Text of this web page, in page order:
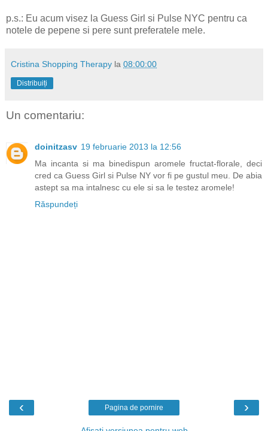
p.s.: Eu acum visez la Guess Girl si Pulse NYC pentru ca
notele de pepene si pere sunt preferatele mele.
Cristina Shopping Therapy la 08:00:00
Distribuiți
Un comentariu:
doinitzasv 19 februarie 2013 la 12:56
Ma incanta si ma binedispun aromele fructat-florale, deci
cred ca Guess Girl si Pulse NY vor fi pe gustul meu. De abia
astept sa ma intalnesc cu ele si sa le testez aromele!
Răspundeți
‹ ›
Pagina de pornire